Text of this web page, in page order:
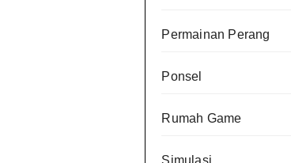
Permainan Perang
Ponsel
Rumah Game
Simulasi